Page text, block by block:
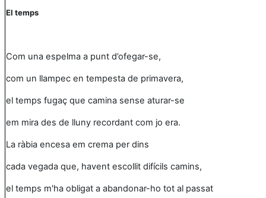
El temps
Com una espelma a punt d’ofegar-se,
com un llampec en tempesta de primavera,
el temps fugaç que camina sense aturar-se
em mira des de lluny recordant com jo era.
La ràbia encesa em crema per dins
cada vegada que, havent escollit difícils camins,
el temps m'ha obligat a abandonar-ho tot al passat